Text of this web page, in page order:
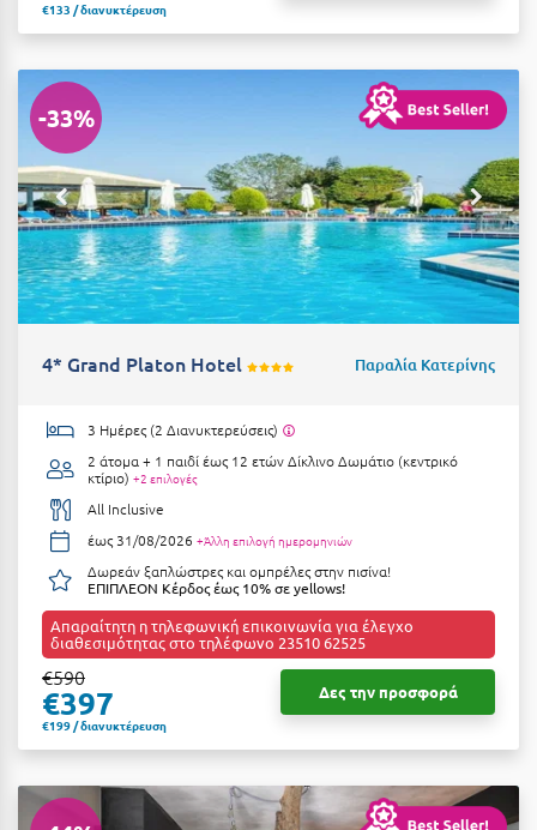
€133 / διανυκτέρευση
-33%
4* Grand Platon Hotel Παραλία Κατερίνης
3 Ημέρες (2 Διανυκτερεύσεις)
2 άτομα + 1 παιδί έως 12 ετώνΔίκλινο Δωμάτιο (κεντρικό
κτίριο) +2 επιλογές
All Inclusive
έως 31/08/2026 +Άλλη επιλογή ημερομηνιών
Δωρεάν ξαπλώστρες και ομπρέλες στην πισίνα!
ΕΠΙΠΛΕΟΝ Κέρδος έως 10% σε yellows!
Απαραίτητη η τηλεφωνική επικοινωνία για έλεγχο
διαθεσιμότητας στο τηλέφωνο 23510 62525
€590
€397
€199 / διανυκτέρευση
Δες την προσφορά